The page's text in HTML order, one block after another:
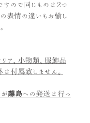
すので同じものは2つ
表情の違いもお愉し
ア、小物類、服飾品
付属致しません。
離島への発送は行っ